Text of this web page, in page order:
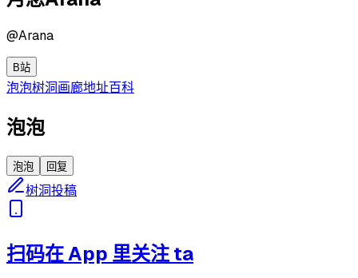
@Arana
B站
泡泡树洞画廊地址百科
泡泡
泡泡 回复
树洞投稿
扫码在 App 里关注 ta